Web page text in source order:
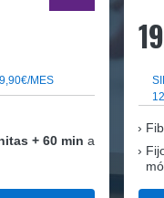
MES
+ 60 min a